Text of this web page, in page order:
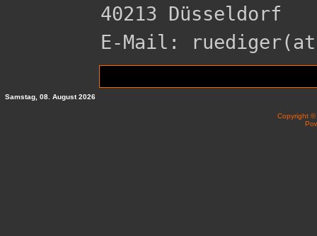
40213 Düsseldorf
E-Mail:
Samstag, 08. August 2026
Copyright